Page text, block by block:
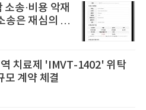
송·비용 악재
송은 재심의 청
치료제 'IMVT-1402' 위탁
모 계약 체결